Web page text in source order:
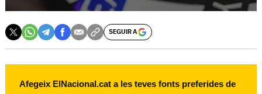
SEGUIR A
Afegeix ElNacional.cat a les teves fonts preferides de